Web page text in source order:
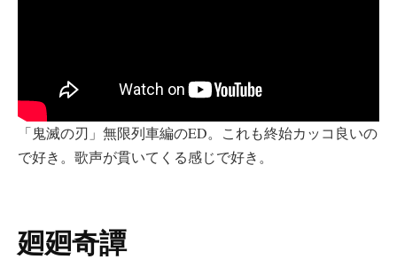
「鬼滅の刃」無限列車編のED。これも終始カッコ良いの
で好き。歌声が貫いてくる感じで好き。
廻廻奇譚